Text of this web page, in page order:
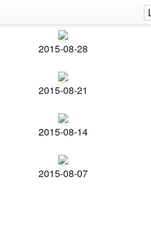
2015-08-28
2015-08-21
2015-08-14
2015-08-07